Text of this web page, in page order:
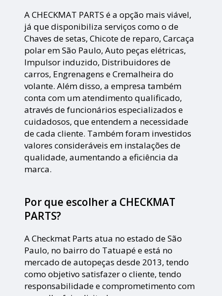
A CHECKMAT PARTS é a opção mais viável,
já que disponibiliza serviços como o de
Chaves de setas, Chicote de reparo, Carcaça
polar em São Paulo, Auto peças elétricas,
Impulsor induzido, Distribuidores de
carros, Engrenagens e Cremalheira do
volante. Além disso, a empresa também
conta com um atendimento qualificado,
através de funcionários especializados e
cuidadosos, que entendem a necessidade
de cada cliente. Também foram investidos
valores consideráveis em instalações de
qualidade, aumentando a eficiência da
marca.
Por que escolher a CHECKMAT
PARTS?
A Checkmat Parts atua no estado de São
Paulo, no bairro do Tatuapé e está no
mercado de autopeças desde 2013, tendo
como objetivo satisfazer o cliente, tendo
responsabilidade e comprometimento com